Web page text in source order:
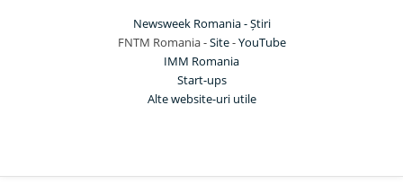
Newsweek Romania - Știri
FNTM Romania -Site-YouTube
IMM Romania
Start-ups
Alte website-uri utile